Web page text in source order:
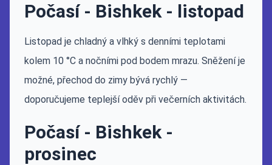
Počasí - Bishkek - listopad
Listopad je chladný a vlhký s denními teplotami
kolem 10 °C a nočními pod bodem mrazu. Sněžení je
možné, přechod do zimy bývá rychlý —
doporučujeme teplejší oděv při večerních aktivitách.
Počasí - Bishkek -
prosinec